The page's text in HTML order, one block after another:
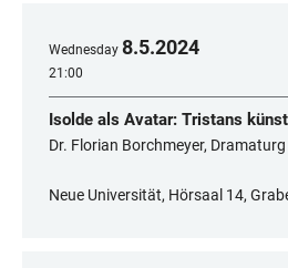
Wednesday 8.5.2024
21:00
Isolde als Avatar: Tristans
Dr. Florian Borchmeyer,
Neue Universität, Hörsaal 14,